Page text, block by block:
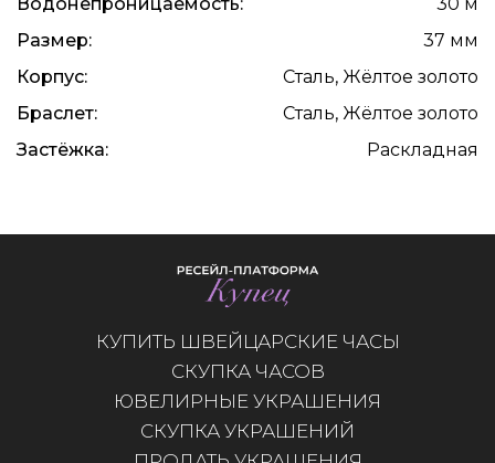
Размер:
37 мм
Корпус:
Сталь, Жёлтое золото
Браслет:
Сталь, Жёлтое золото
Застёжка:
Раскладная
КУПИТЬ ШВЕЙЦАРСКИЕ ЧАСЫ
СКУПКА ЧАСОВ
ЮВЕЛИРНЫЕ УКРАШЕНИЯ
СКУПКА УКРАШЕНИЙ